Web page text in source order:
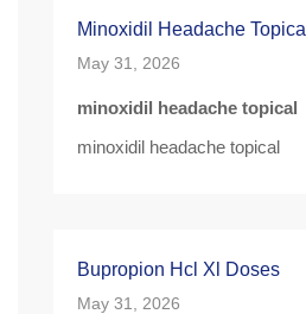
Minoxidil Headache Topical
May 31, 2026
minoxidil headache topical
minoxidil headache topical
Bupropion Hcl Xl Doses
May 31, 2026